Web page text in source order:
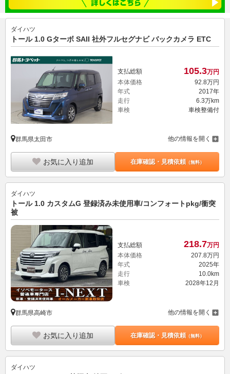
ダイハツ
トール 1.0 Gターボ SAII 社外フルセグナビ バックカメラ ETC
支払総額 105.3万円
本体価格
92. 8万円
年式
2017年
走行
6.3万km
車検
車検整備付
群馬県太田市 他の情報を開く
お気に入り追加 在庫確認・見積依頼（無料）
ダイハツ
トール 1.0 カスタムG 登録済み未使用車/コンフォートpkg/衝突
被
支払総額 218.7万円
本体価格
207.8万円
年式
2025年
走行
10.0km
車検
2028年12月
群馬県高崎市 他の情報を開く
お気に入り追加 在庫確認・見積依頼（無料）
ダイハツ